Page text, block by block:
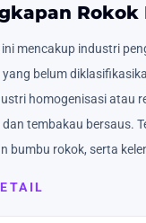
Rokok
mencakup industri
belum
homogenisasi atau
tembakau bersaus.
bumbu rokok, serta